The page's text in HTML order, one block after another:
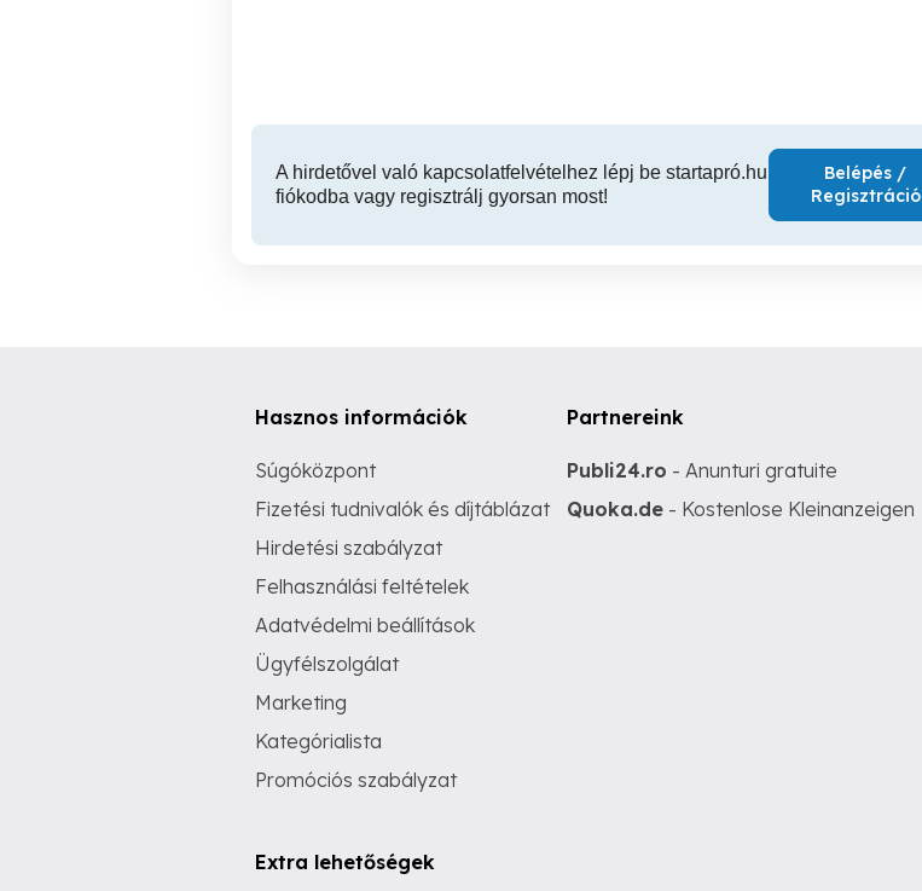
A hirdetővel való kapcsolatfelvételhez lépj be startapró.hu
fiókodba vagy regisztrálj gyorsan most!
Belépés /
Regisztráció
Hasznos információk
Súgóközpont
Fizetési tudnivalók és díjtáblázat
Hirdetési szabályzat
Felhasználási feltételek
Adatvédelmi beállítások
Ügyfélszolgálat
Marketing
Kategórialista
Promóciós szabályzat
Extra lehetőségek
Partnereink
Publi24.ro - Anunturi gratuite
Quoka.de - Kostenlose Kleinanzeigen